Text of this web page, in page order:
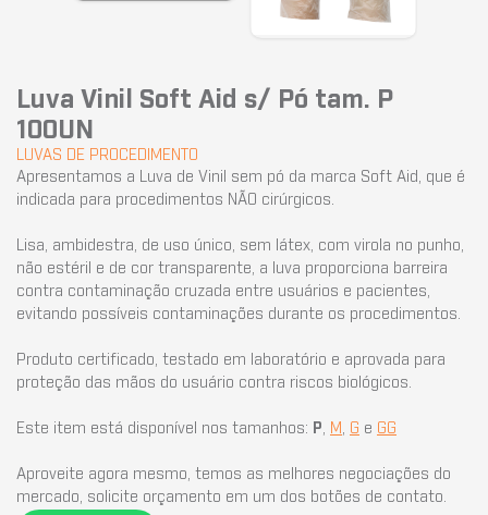
Luva Vinil Soft Aid s/ Pó tam. P
100UN
LUVAS DE PROCEDIMENTO
Apresentamos a Luva de Vinil sem pó da marca Soft Aid, que é
indicada para procedimentos NÃO cirúrgicos.
Lisa, ambidestra, de uso único, sem látex, com virola no punho,
não estéril e de cor transparente, a luva proporciona barreira
contra contaminação cruzada entre usuários e pacientes,
evitando possíveis contaminações durante os procedimentos.
Produto certificado, testado em laboratório e aprovada para
proteção das mãos do usuário contra riscos biológicos.
Este item está disponível nos tamanhos: P, M , G e GG
Aproveite agora mesmo, temos as melhores negociações do
mercado, solicite orçamento em um dos botões de contato.